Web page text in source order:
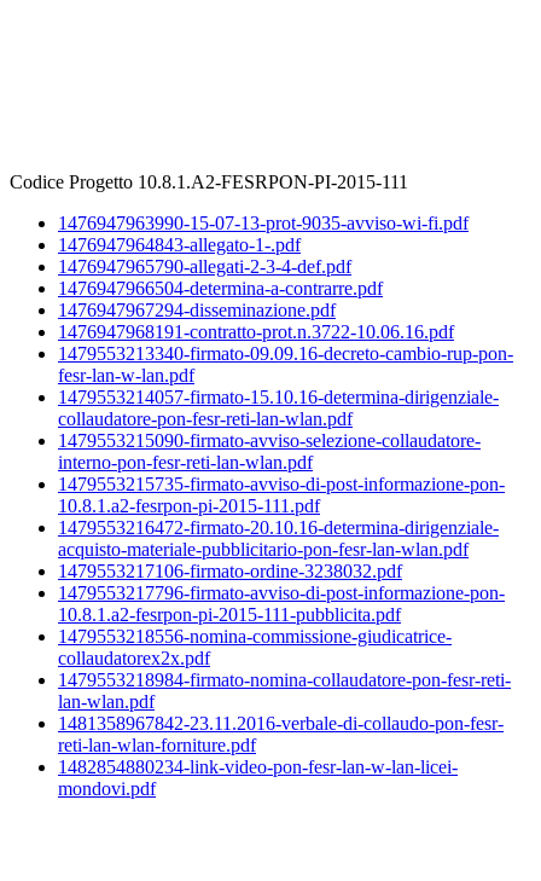
Codice Progetto 10.8.1.A2-FESRPON-PI-2015-111
1476947963990-15-07-13-prot-9035-avviso-wi-fi.pdf
1476947964843-allegato-1-.pdf
1476947965790-allegati-2-3-4-def.pdf
1476947966504-determina-a-contrarre.pdf
1476947967294-disseminazione.pdf
1476947968191-contratto-prot.n.3722-10.06.16.pdf
1479553213340-firmato-09.09.16-decreto-cambio-rup-pon-
fesr-lan-w-lan.pdf
1479553214057-firmato-15.10.16-determina-dirigenziale-
collaudatore-pon-fesr-reti-lan-wlan.pdf
1479553215090-firmato-avviso-selezione-collaudatore-
interno-pon-fesr-reti-lan-wlan.pdf
1479553215735-firmato-avviso-di-post-informazione-pon-
10.8.1.a2-fesrpon-pi-2015-111.pdf
1479553216472-firmato-20.10.16-determina-dirigenziale-
acquisto-materiale-pubblicitario-pon-fesr-lan-wlan.pdf
1479553217106-firmato-ordine-3238032.pdf
1479553217796-firmato-avviso-di-post-informazione-pon-
10.8.1.a2-fesrpon-pi-2015-111-pubblicita.pdf
1479553218556-nomina-commissione-giudicatrice-
collaudatorex2x.pdf
1479553218984-firmato-nomina-collaudatore-pon-fesr-reti-
lan-wlan.pdf
1481358967842-23.11.2016-verbale-di-collaudo-pon-fesr-
reti-lan-wlan-forniture.pdf
1482854880234-link-video-pon-fesr-lan-w-lan-licei-
mondovi.pdf